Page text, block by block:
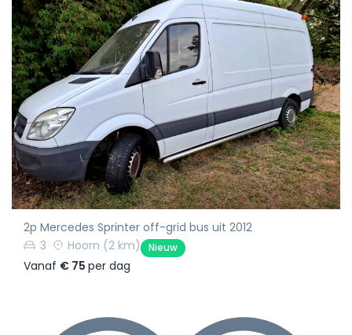
2p Mercedes Sprinter off-grid bus uit 2012
3
Hoorn (2 km) Nieuw
Vanaf € 75 per dag